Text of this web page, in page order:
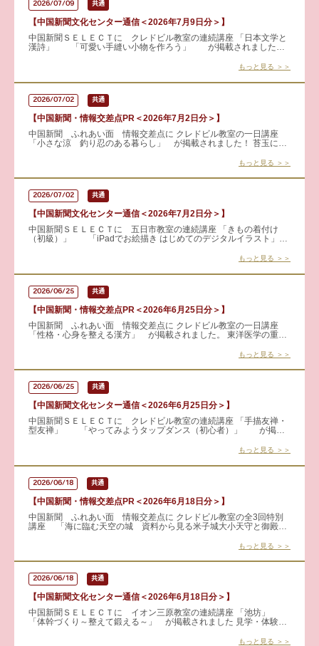
2026/07/09 共通
【中国新聞文化センター通信＜2026年7月9日分＞】
中国新聞ＳＥＬＥＣＴに クレドビル教室の連続講座 「日本文学と
漢詩」 「可愛い手縫い小物を作ろう」 が掲載されました。
もっと見る ＞＞
2026/07/02 共通
【中国新聞・情報交差点PR＜2026年7月2日分＞】
中国新聞 ふれあい面 情報交差点に クレドビル教室の一日講座
「小さな涼 釣り忍のある暮らし」 が掲載されました！ 苔玉にシ
もっと見る ＞＞
2026/07/02 共通
【中国新聞文化センター通信＜2026年7月2日分＞】
中国新聞ＳＥＬＥＣＴに 五日市教室の連続講座 「きもの着付け
（初級）」 「iPadでお絵描き はじめてのデジタルイラスト」
もっと見る ＞＞
2026/06/25 共通
【中国新聞・情報交差点PR＜2026年6月25日分＞】
中国新聞 ふれあい面 情報交差点に クレドビル教室の一日講座
「性格・心身を整える漢方」 が掲載されました。 東洋医学の重要
もっと見る ＞＞
2026/06/25 共通
【中国新聞文化センター通信＜2026年6月25日分＞】
中国新聞ＳＥＬＥＣＴに クレドビル教室の連続講座 「手描友禅・
型友禅」 「やってみようタップダンス（初心者）」 が掲載
もっと見る ＞＞
2026/06/18 共通
【中国新聞・情報交差点PR＜2026年6月18日分＞】
中国新聞 ふれあい面 情報交差点に クレドビル教室の全3回特別
講座 「海に臨む天空の城 資料から見る米子城大小天守と御殿・
もっと見る ＞＞
2026/06/18 共通
【中国新聞文化センター通信＜2026年6月18日分＞】
中国新聞ＳＥＬＥＣＴに イオン三原教室の連続講座 「池坊」
「体幹づくり～整えて鍛える～」 が掲載されました 見学・体験も
もっと見る ＞＞